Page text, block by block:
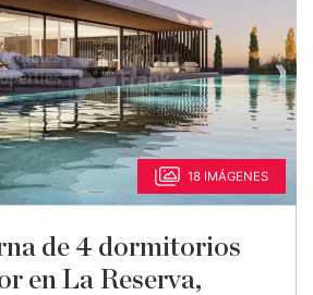
18 IMÁGENES
de 4 dormitorios
en La Reserva,